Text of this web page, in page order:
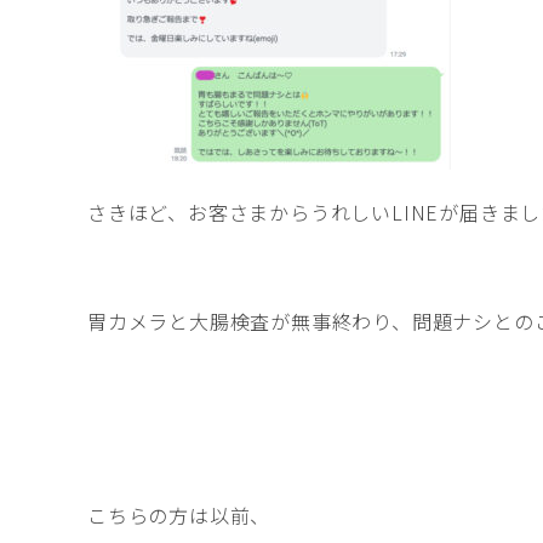
さきほど、お客さまからうれしいLINEが届きまし
胃カメラと大腸検査が無事終わり、問題ナシと
こちらの方は以前、